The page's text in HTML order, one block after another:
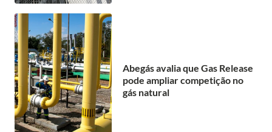
Abegás avalia que Gas Release
pode ampliar competição no
gás natural